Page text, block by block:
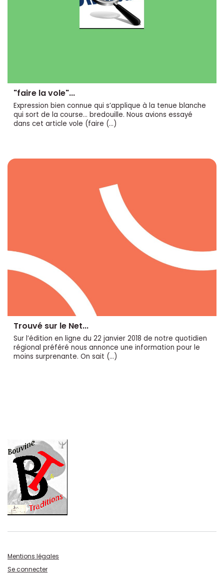
"faire la vole"...
Expression bien connue qui s’applique à la tenue blanche
qui sort de la course... bredouille. Nous avions essayé
dans cet article vole (faire (…)
Trouvé sur le Net...
Sur l’édition en ligne du 22 janvier 2018 de notre quotidien
régional préféré nous annonce une information pour le
moins surprenante. On sait (…)
Mentions légales
Se connecter